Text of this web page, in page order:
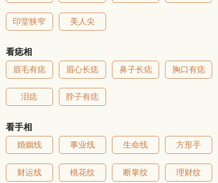
印堂狭窄 美人尖
看痣相
眉毛有痣 眉心长痣 鼻子长痣 胸口有痣
泪痣 脖子有痣
看手相
婚姻线 事业线 生命线 方形手
财运线 桃花纹 断掌纹 理财纹